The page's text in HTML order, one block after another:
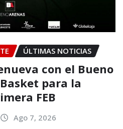
ÚLTIMAS NOTICIAS
con el Bueno
para la
FEB
Ago 7, 2026